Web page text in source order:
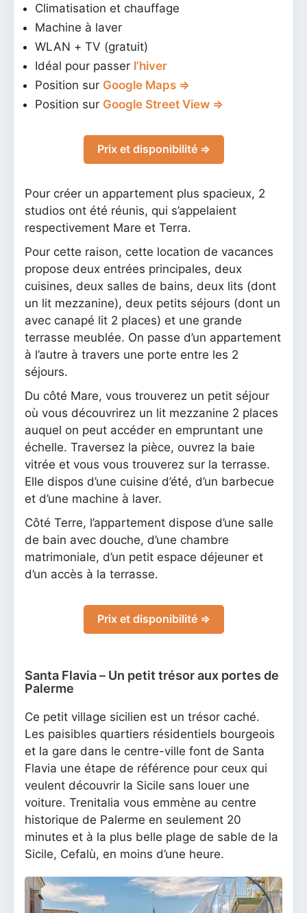
Climatisation et chauffage
Machine à laver
WLAN + TV (gratuit)
Idéal pour passer l’hiver
Position sur Google Maps ⇒
Position sur Google Street View ⇒
Prix et disponibilité ⇒
Pour créer un appartement plus spacieux, 2
studios ont été réunis, qui s’appelaient
respectivement Mare et Terra.
Pour cette raison, cette location de vacances
propose deux entrées principales, deux
cuisines, deux salles de bains, deux lits (dont
un lit mezzanine), deux petits séjours (dont un
avec canapé lit 2 places) et une grande
terrasse meublée. On passe d’un appartement
à l’autre à travers une porte entre les 2
séjours.
Du côté Mare, vous trouverez un petit séjour
où vous découvrirez un lit mezzanine 2 places
auquel on peut accéder en empruntant une
échelle. Traversez la pièce, ouvrez la baie
vitrée et vous vous trouverez sur la terrasse.
Elle dispos d’une cuisine d’été, d’un barbecue
et d’une machine à laver.
Côté Terre, l’appartement dispose d’une salle
de bain avec douche, d’une chambre
matrimoniale, d’un petit espace déjeuner et
d’un accès à la terrasse.
Prix et disponibilité ⇒
Santa Flavia – Un petit trésor aux portes de
Palerme
Ce petit village sicilien est un trésor caché.
Les paisibles quartiers résidentiels bourgeois
et la gare dans le centre-ville font de Santa
Flavia une étape de référence pour ceux qui
veulent découvrir la Sicile sans louer une
voiture. Trenitalia vous emmène au centre
historique de Palerme en seulement 20
minutes et à la plus belle plage de sable de la
Sicile, Cefalù, en moins d’une heure.